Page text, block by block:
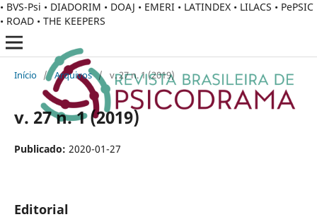
• BVS-Psi • DIADORIM • DOAJ • EMERI • LATINDEX • LILACS • PePSIC
• ROAD • THE KEEPERS
Início / Arquivos / v. 27 n. 1 (2019)
v. 27 n. 1 (2019)
Publicado: 2020-01-27
Editorial